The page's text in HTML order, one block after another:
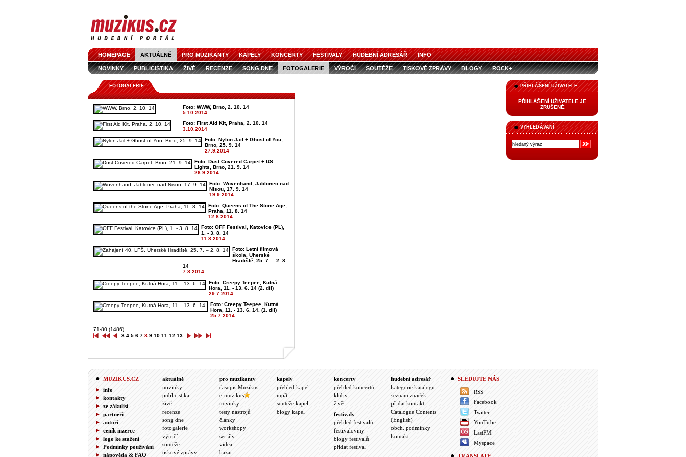
HOMEPAGE AKTUÁLNĚ PRO MUZIKANTY KAPELY KONCERTY FESTIVALY HUDEBNÍ ADRESÁŘ INFO
NOVINKY PUBLICISTIKA ŽIVĚ RECENZE SONG DNE FOTOGALERIE VÝROČÍ SOUTĚŽE TISKOVÉ ZPRÁVY BLOGY ROCK+
PŘIHLÁŠENÍ UŽIVATELE
PŘIHLÁŠENÍ UŽIVATELE JE
ZRUŠENÉ
VYHLEDÁVANÍ
FOTOGALERIE
Foto: WWW, Brno, 2. 10. 14
5.10.2014
Foto: First Aid Kit, Praha, 2. 10. 14
3.10.2014
Foto: Nylon Jail + Ghost of You,
Brno, 25. 9. 14
27.9.2014
Foto: Dust Covered Carpet + US
Lights, Brno, 21. 9. 14
26.9.2014
Foto: Wovenhand, Jablonec nad
Nisou, 17. 9. 14
19.9.2014
Foto: Queens of The Stone Age,
Praha, 11. 8. 14
12.8.2014
Foto: OFF Festival, Katovice (PL),
1. - 3. 8. 14
11.8.2014
Foto: Letní filmová
škola, Uherské
Hradiště, 25. 7. – 2. 8.
14
7.8.2014
Foto: Creepy Teepee, Kutná
Hora, 11. - 13. 6. 14 (2. díl)
29.7.2014
Foto: Creepy Teepee, Kutná
Hora, 11. - 13. 6. 14. (1. díl)
25.7.2014
71-80 (1486)
3 4 5 6 7 8 9 10 11 12 13
MUZIKUS.CZ
info
kontakty
ze zákulisí
partneři
autoři
ceník inzerce
logo ke stažení
Podmínky používání
nápověda & FAQ
aktuálně
novinky
publicistika
živě
recenze
song dne
fotogalerie
výročí
soutěže
tiskové zprávy
pro muzikanty
časopis Muzikus
e-muzikus
novinky
testy nástrojů
články
workshopy
seriály
videa
bazar
kapely
přehled kapel
mp3
soutěže kapel
blogy kapel
koncerty
přehled koncertů
kluby
živě
festivaly
přehled festivalů
festivaloviny
blogy festivalů
přidat festival
hudební adresář
kategorie katalogu
seznam značek
přidat kontakt
Catalogue Contents
(English)
obch. podmínky
kontakt
SLEDUJTE NÁS
RSS
Facebook
Twitter
YouTube
LastFM
Myspace